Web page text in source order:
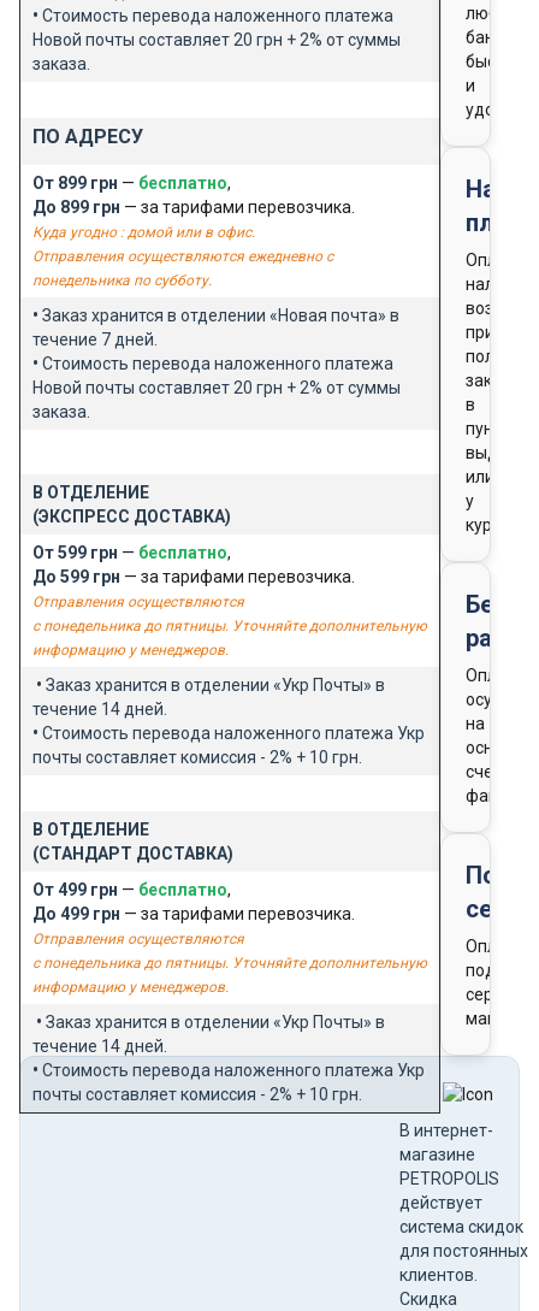
• Стоимость перевода наложенного платежа
Новой почты составляет 20 грн + 2% от суммы
заказа.
ПО АДРЕСУ
От 899 грн — бесплатно,
До 899 грн — за тарифами перевозчика.
Куда угодно : домой или в офис.
Отправления осуществляются ежедневно с
понедельника по субботу.
• Заказ хранится в отделении «Новая почта» в
течение 7 дней.
• Стоимость перевода наложенного платежа
Новой почты составляет 20 грн + 2% от суммы
заказа.
В ОТДЕЛЕНИЕ
(ЭКСПРЕСС ДОСТАВКА)
От 599 грн — бесплатно,
До 599 грн — за тарифами перевозчика.
Отправления осуществляются
с понедельника до пятницы. Уточняйте дополнительную
информацию у менеджеров.
• Заказ хранится в отделении «Укр Почты» в
течение 14 дней.
• Стоимость перевода наложенного платежа Укр
почты составляет комиссия - 2% + 10 грн.
В ОТДЕЛЕНИЕ
(СТАНДАРТ ДОСТАВКА)
От 499 грн — бесплатно,
До 499 грн — за тарифами перевозчика.
Отправления осуществляются
с понедельника до пятницы. Уточняйте дополнительную
информацию у менеджеров.
• Заказ хранится в отделении «Укр Почты» в
течение 14 дней.
• Стоимость перевода наложенного платежа Укр
почты составляет комиссия - 2% + 10 грн.
любого
банка
быстро
и
удобно
Оплата
при
заказа
в
пункте
выдачи
или
у
курьера
Оплата
на
счета-
фактуры
Оплата
В интернет-
магазине
PETROPOLIS
действует
система скидок
для постоянных
клиентов.
Скидка